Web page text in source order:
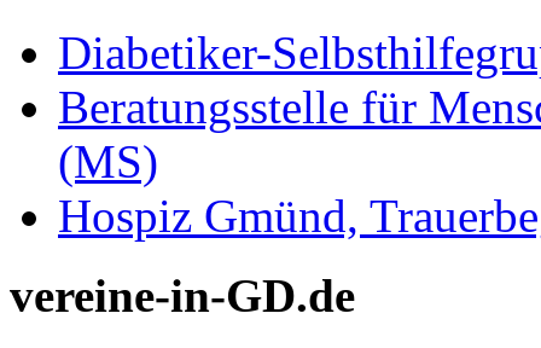
Diabetiker-
Beratungsstelle für
(MS)
Hospiz Gmünd,
vereine-in-GD.de